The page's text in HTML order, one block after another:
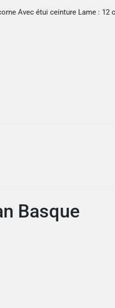
Avec étui ceinture Lame :
Basque